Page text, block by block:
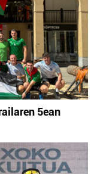
5ean